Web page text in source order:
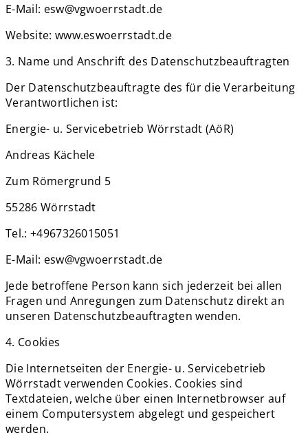
E-Mail: esw@vgwoerrstadt.de
Website: www.eswoerrstadt.de
3. Name und Anschrift des Datenschutzbeauftragten
Der Datenschutzbeauftragte des für die Verarbeitung
Verantwortlichen ist:
Energie- u. Servicebetrieb Wörrstadt (AöR)
Andreas Kächele
Zum Römergrund 5
55286 Wörrstadt
Tel.: +4967326015051
E-Mail: esw@vgwoerrstadt.de
Jede betroffene Person kann sich jederzeit bei allen
Fragen und Anregungen zum Datenschutz direkt an
unseren Datenschutzbeauftragten wenden.
4. Cookies
Die Internetseiten der Energie- u. Servicebetrieb
Wörrstadt verwenden Cookies. Cookies sind
Textdateien, welche über einen Internetbrowser auf
einem Computersystem abgelegt und gespeichert
werden.